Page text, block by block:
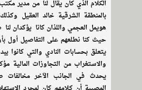
الكلام الذي كان يقال لنا من مدير
بالمنطقة الشرقية خالد العقيل
هويمل العجمي واللذان كانا يؤكدان
حيث كنا نطلعهم على التفاصيل أول
يتعلق بحسابات النادي والتي كانوا
والاستغراب من التجاوزات المالية
يحدث في الجانب الآخر